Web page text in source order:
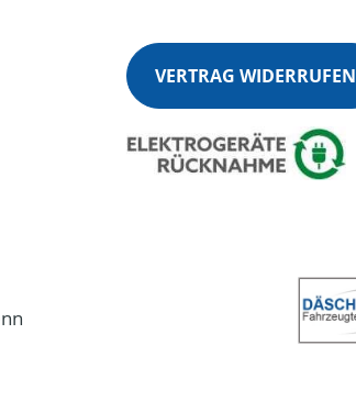
VERTRAG WIDERRUFEN